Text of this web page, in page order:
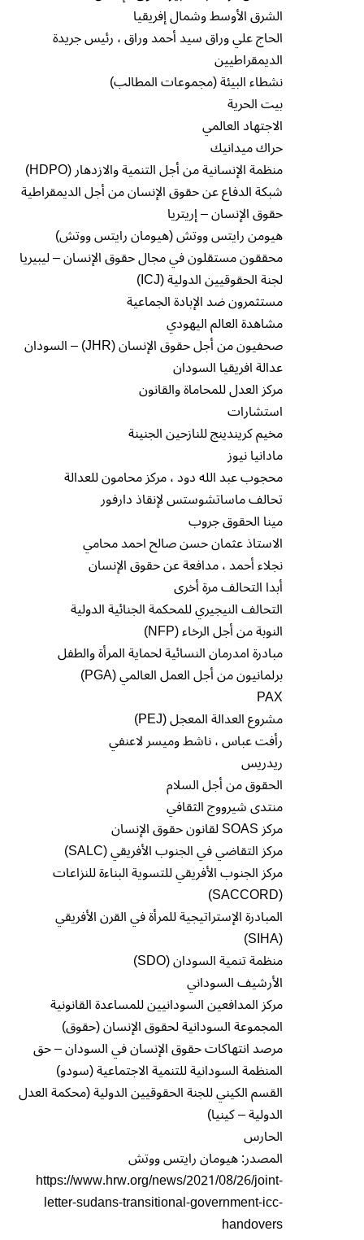
الشرق الأوسط وشمال إفريقيا
الحاج علي وراق سيد أحمد وراق ، رئيس جريدة
الديمقراطيين
نشطاء البيئة (مجموعات المطالب)
بيت الحرية
الاجتهاد العالمي
حراك ميدانيك
منظمة الإنسانية من أجل التنمية والازدهار (HDPO)
شبكة الدفاع عن حقوق الإنسان من أجل الديمقراطية
حقوق الإنسان – إريتريا
هيومن رايتس ووتش (هيومان رايتس ووتش)
محققون مستقلون في مجال حقوق الإنسان – ليبيريا
لجنة الحقوقيين الدولية (ICJ)
مستثمرون ضد الإبادة الجماعية
مشاهدة العالم اليهودي
صحفيون من أجل حقوق الإنسان (JHR) – السودان
عدالة افريقيا السودان
مركز العدل للمحاماة والقانون
استشارات
مخيم كريندينج للنازحين الجنينة
مادانيا نيوز
محجوب عبد الله دود ، مركز محامون للعدالة
تحالف ماساتشوستس لإنقاذ دارفور
مينا الحقوق جروب
الاستاذ عثمان حسن صالح احمد محامي
نجلاء أحمد ، مدافعة عن حقوق الإنسان
أبدا التحالف مرة أخرى
التحالف النيجيري للمحكمة الجنائية الدولية
النوبة من أجل الرخاء (NFP)
مبادرة امدرمان النسائية لحماية المرأة والطفل
برلمانيون من أجل العمل العالمي (PGA)
PAX
مشروع العدالة المعجل (PEJ)
رأفت عباس ، ناشط وميسر لاعنفي
ريدريس
الحقوق من أجل السلام
منتدى شيرووج الثقافي
مركز SOAS لقانون حقوق الإنسان
مركز التقاضي في الجنوب الأفريقي (SALC)
مركز الجنوب الأفريقي للتسوية البناءة للنزاعات
(SACCORD)
المبادرة الإستراتيجية للمرأة في القرن الأفريقي
(SIHA)
منظمة تنمية السودان (SDO)
الأرشيف السوداني
مركز المدافعين السودانيين للمساعدة القانونية
المجموعة السودانية لحقوق الإنسان (حقوق)
مرصد انتهاكات حقوق الإنسان في السودان – حق
المنظمة السودانية للتنمية الاجتماعية (سودو)
القسم الكيني للجنة الحقوقيين الدولية (محكمة العدل
الدولية – كينيا)
الحارس
المصدر: هيومان رايتس ووتش
https://www.hrw.org/news/2021/08/26/joint-
letter-sudans-transitional-government-icc-
handovers